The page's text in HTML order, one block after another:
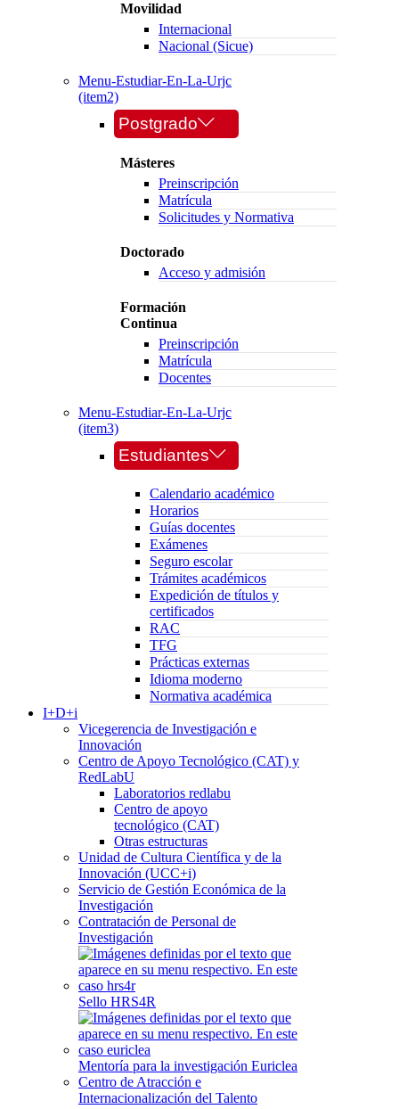
Movilidad
Internacional
Nacional (Sicue)
Menu-Estudiar-En-La-Urjc
(item2)
Postgrado
Másteres
Preinscripción
Matrícula
Solicitudes y Normativa
Doctorado
Acceso y admisión
Formación
Continua
Preinscripción
Matrícula
Docentes
Menu-Estudiar-En-La-Urjc
(item3)
Estudiantes
Calendario académico
Horarios
Guías docentes
Exámenes
Seguro escolar
Trámites académicos
Expedición de títulos y
certificados
RAC
TFG
Prácticas externas
Idioma moderno
Normativa académica
I+D+i
Vicegerencia de Investigación e
Innovación
Centro de Apoyo Tecnológico (CAT) y
RedLabU
Laboratorios redlabu
Centro de apoyo
tecnológico (CAT)
Otras estructuras
Unidad de Cultura Científica y de la
Innovación (UCC+i)
Servicio de Gestión Económica de la
Investigación
Contratación de Personal de
Investigación
Sello HRS4R
Mentoría para la investigación Euriclea
Centro de Atracción e
Internacionalización del Talento